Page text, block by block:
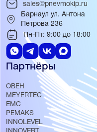
Партнёры
ОВЕН
MEYERTEC
EMC
PEMAKS
INNOLEVEL
sales@pnevmokip.ru
Барнаул ул. Антона
Петрова 236
Пн-Пт: 9:00 до 18:00